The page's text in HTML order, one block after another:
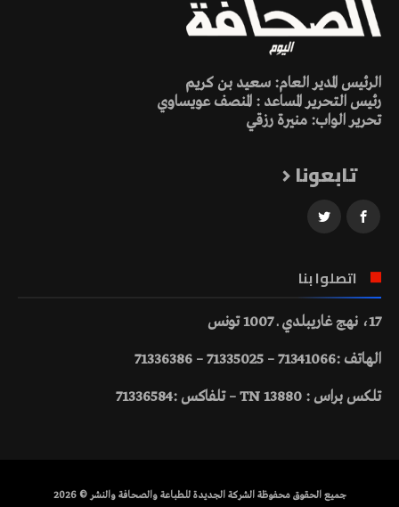
الرئيس المدير العام: سعيد بن كريم
رئيس التحرير المساعد : المنصف عويساوي
تحرير الواب: منيرة رزقي
تابعونا
اتصلوا بنا
17، نهج غاريبلدي ـ 1007 تونس
الهاتف :71341066 – 71335025 – 71336386
تلكس براس : 13880 TN – تلفاكس :71336584
جميع الحقوق محفوظة الشركة الجديدة للطباعة والصحافة والنشر © 2026